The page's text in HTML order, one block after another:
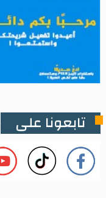
تابعونا على